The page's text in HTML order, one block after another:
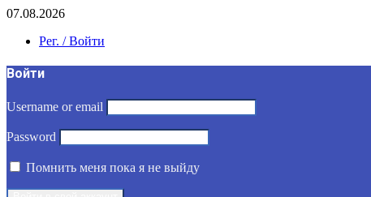
07.08.2026
Рег. / Войти
Войти
Username or email
Password
Помнить меня пока я не выйду